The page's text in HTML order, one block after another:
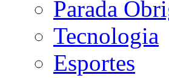
Parada
Tecnologia
Esportes